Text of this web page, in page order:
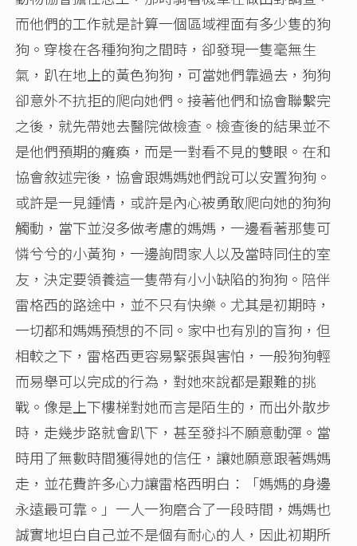
而他們的工作就是計算一個區域裡面有多少隻的狗
狗。穿梭在各種狗狗之間時，卻發現一隻毫無生
氣，趴在地上的黃色狗狗，可當她們靠過去，狗狗
卻意外不抗拒的爬向她們。接著他們和協會聯繫完
之後，就先帶她去醫院做檢查。檢查後的結果並不
是他們預期的癱瘓，而是一對看不見的雙眼。在和
協會敘述完後，協會跟媽媽她們說可以安置狗狗。
或許是一見鍾情，或許是內心被勇敢爬向她的狗狗
觸動，當下並沒多做考慮的媽媽，一邊看著那隻可
憐兮兮的小黃狗，一邊詢問家人以及當時同住的室
友，決定要領養這一隻帶有小小缺陷的狗狗。陪伴
雷格西的路途中，並不只有快樂。尤其是初期時，
一切都和媽媽預想的不同。家中也有別的盲狗，但
相較之下，雷格西更容易緊張與害怕，一般狗狗輕
而易舉可以完成的行為，對她來說都是艱難的挑
戰。像是上下樓梯對她而言是陌生的，而出外散步
時，走幾步路就會趴下，甚至發抖不願意動彈。當
時用了無數時間獲得她的信任，讓她願意跟著媽媽
走，並花費許多心力讓雷格西明白：「媽媽的身邊
永遠最可靠。」一人一狗磨合了一段時間，媽媽也
誠實地坦白自己並不是個有耐心的人，因此初期所